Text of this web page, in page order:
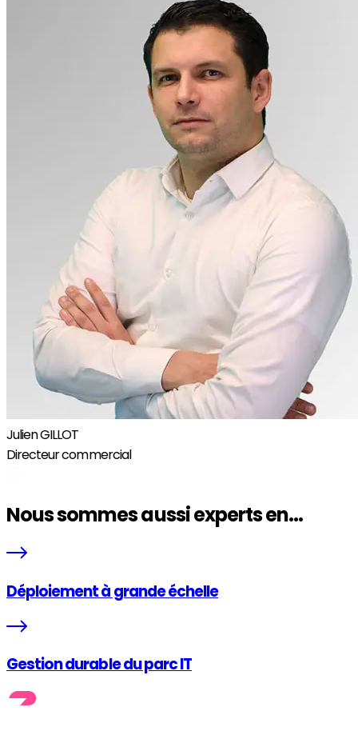
Julien GILLOT
Directeur commercial
Nous sommes aussi experts en...
Déploiement à grande échelle
Gestion durable du parc IT